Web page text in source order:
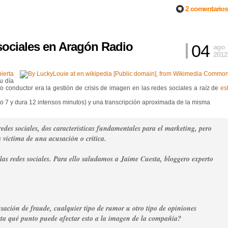
2 comentarios
en Aragón Radio 04 ago
2012
día
conductor era la gestión de crisis de imagen en las redes sociales a raíz de
7 y dura 12 intensos minutos) y una transcripción aproximada de la misma
sociales, dos características fundamentales para el marketing, pero
víctima de una acusación o crítica.
redes sociales. Para ello saludamos a Jaime Cuesta, bloggero experto
de fraude, cualquier tipo de rumor u otro tipo de opiniones
qué punto puede afectar esto a la imagen de la compañía?